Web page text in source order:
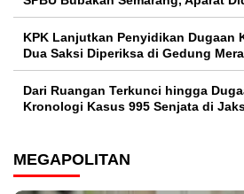
KPK Lanjutkan Penyidikan Dugaan
Dua Saksi Diperiksa di Gedung
Dari Ruangan Terkunci hingga
Kronologi Kasus 995 Senjata di
MEGAPOLITAN